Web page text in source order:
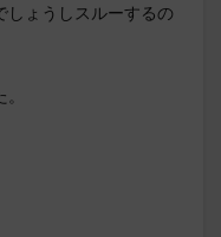
しょうしスルーするの